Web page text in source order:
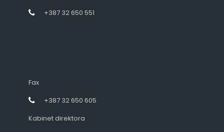
+387 32 650 551
Fax
+387 32 650 605
Kabinet direktora